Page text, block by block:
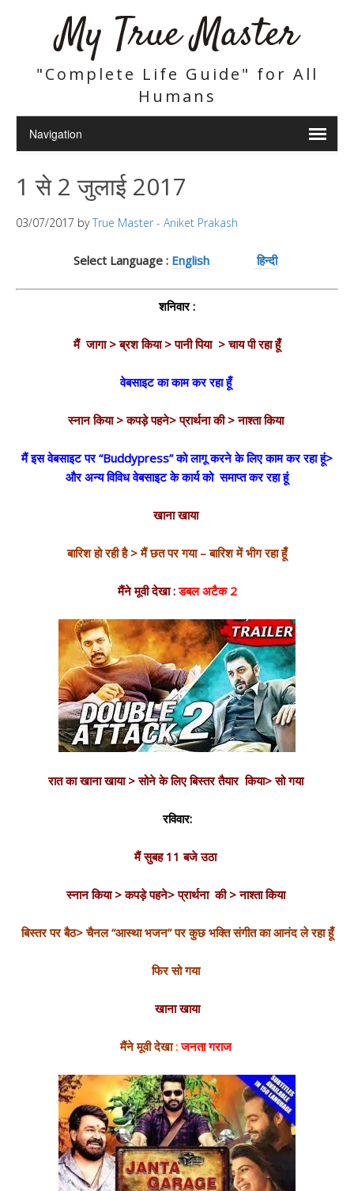
My True Master
"Complete Life Guide" for All
Humans
1 से 2 जुलाई 2017
03/07/2017 byTrue Master - Aniket Prakash
Select Language : English हिन्दी
शनिवार :
मैं जागा >ब्रश किया > पानी पिया > चाय पी रहा हूँ
वेबसाइट का काम कर रहा हूँ
स्नान किया > कपड़े पहने> प्रार्थना की > नाश्ता किया
मैं इस वेबसाइट पर “Buddypress” को लागू करने के लिए काम कर रहा हूं>
और अन्य विविध वेबसाइट के कार्य को समाप्त कर रहा हूं
खाना खाया
बारिश हो रही है > मैं छत पर गया – बारिश में भीग रहा हूँ
मैंने मूवी देखा :डबल अटैक 2
रात का खाना खाया >सोने के लिए बिस्तर तैयार किया>सो गया
रविवार:
मैं सुबह 11 बजे उठा
स्नान किया > कपड़े पहने> प्रार्थना की > नाश्ता किया
बिस्तर पर बैठ> चैनल “आस्था भजन” पर कुछ भक्ति संगीत का आनंद ले रहा हूँ
फिर सो गया
खाना खाया
मैंने मूवी देखा:जनता गराज